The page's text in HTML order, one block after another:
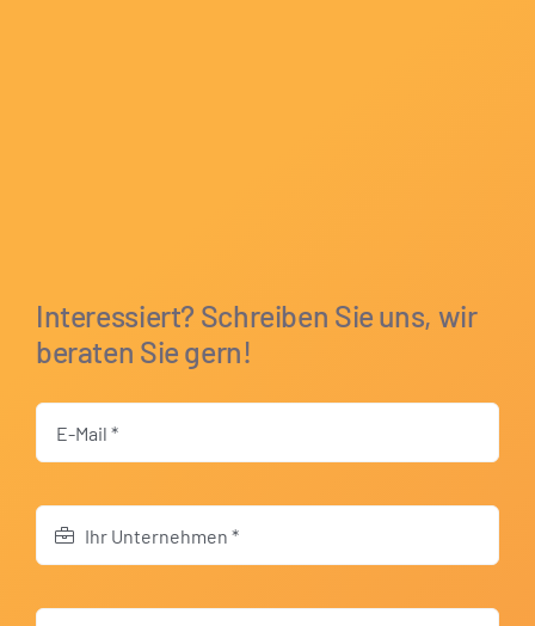
Interessiert? Schreiben Sie uns, wir
beraten Sie gern!